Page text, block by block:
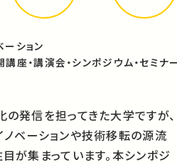
ーション
座・講演会・シンポジウム・セミナ
発信を担ってきた大学ですが、
ベーションや技術移転の源流
が集まっています。本シンポジ